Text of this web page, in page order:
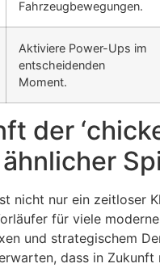
Fahrzeugbewegungen.
Aktiviere Power-Ups im
entscheidenden
Moment.
der
ähnlicher
nicht nur ein zeitloser
für viele
und strategischem
dass in Zukunft